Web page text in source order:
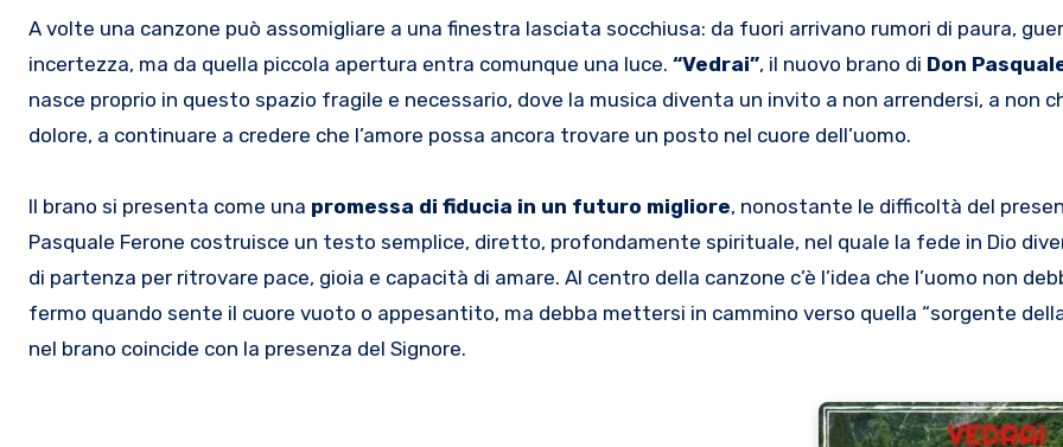
A volte una canzone può assomigliare a una finestra lasciata socchiusa: da fuori arrivano rumori di paura, guerra,
incertezza, ma da quella piccola apertura entra comunque una luce. “Vedrai”, il nuovo brano di Don
nasce proprio in questo spazio fragile e necessario, dove la musica diventa un invito a non arrendersi, a non
dolore, a continuare a credere che l’amore possa ancora trovare un posto nel cuore dell’uomo.
Il brano si presenta come una promessa di fiducia in un futuro migliore, nonostante le difficoltà del
Pasquale Ferone costruisce un testo semplice, diretto, profondamente spirituale, nel quale la fede in Dio
di partenza per ritrovare pace, gioia e capacità di amare. Al centro della canzone c’è l’idea che l’uomo non
fermo quando sente il cuore vuoto o appesantito, ma debba mettersi in cammino verso quella “sorgente
nel brano coincide con la presenza del Signore.